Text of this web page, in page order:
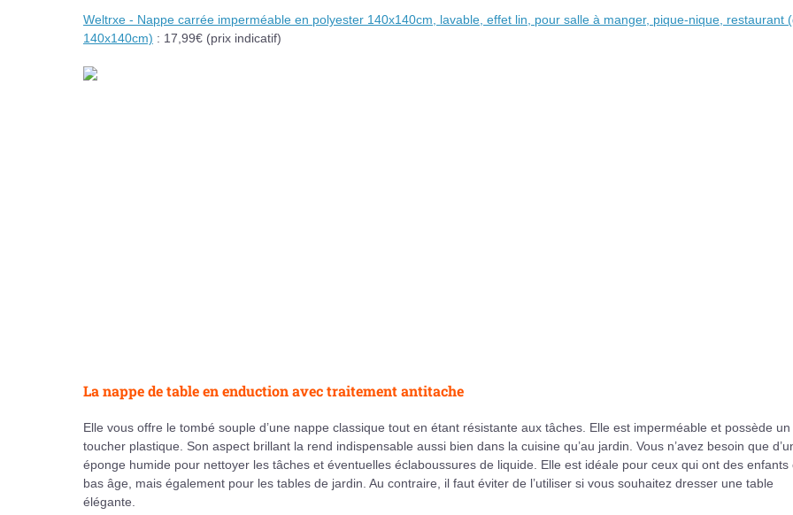
Weltrxe - Nappe carrée imperméable en polyester 140x140cm, lavable, effet lin, pour salle à manger, pique-nique, restaurant
140x140cm) : 17,99€ (prix indicatif)
La nappe de table en enduction avec traitement antitache
Elle vous offre le tombé souple d’une nappe classique tout en étant résistante aux tâches. Elle est imperméable et possède un
toucher plastique. Son aspect brillant la rend indispensable aussi bien dans la cuisine qu’au jardin. Vous n’avez besoin que
éponge humide pour nettoyer les tâches et éventuelles éclaboussures de liquide. Elle est idéale pour ceux qui ont des enfants
bas âge, mais également pour les tables de jardin. Au contraire, il faut éviter de l’utiliser si vous souhaitez dresser une table
élégante.